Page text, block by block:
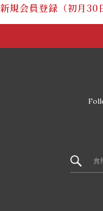
新規会員登録（初月30